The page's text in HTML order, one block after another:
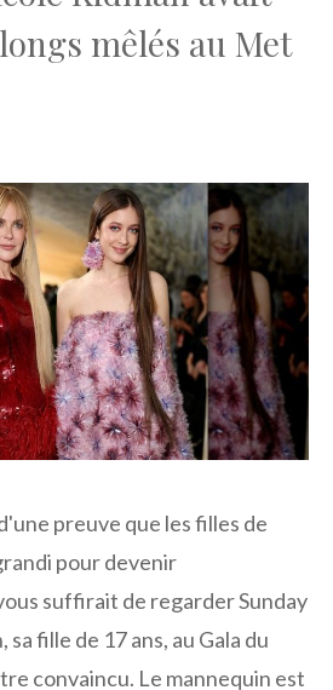
mêlés au Met
preuve que les filles de
pour devenir
suffirait de regarder Sunday
sa fille de 17 ans, au Gala du
convaincu. Le mannequin est